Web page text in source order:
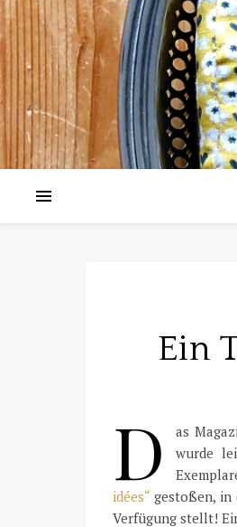
Ein
D
as
wurde
idées“ gestoßen, in
Verfügung stellt!